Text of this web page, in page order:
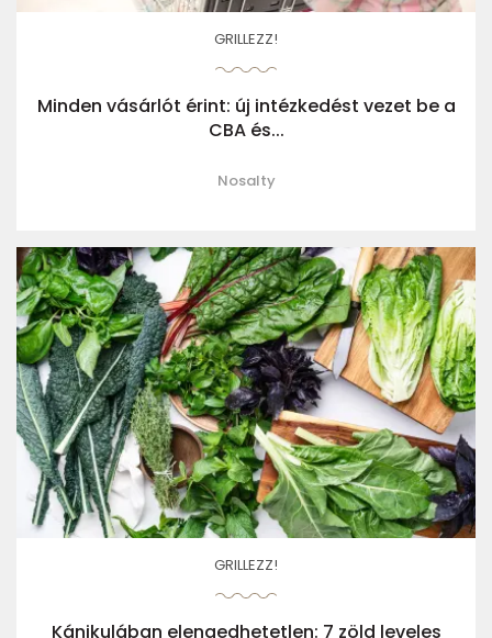
GRILLEZZ!
Minden vásárlót érint: új intézkedést vezet be a
CBA és...
Nosalty
GRILLEZZ!
Kánikulában elengedhetetlen: 7 zöld leveles